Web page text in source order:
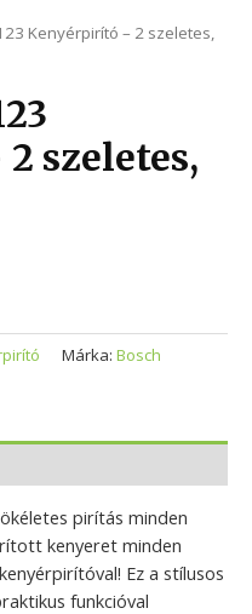
Kenyérpirító – 2 szeletes,
szeletes,
Márka: Bosch
pirítás minden
kenyeret minden
Ez a stílusos
funkcióval